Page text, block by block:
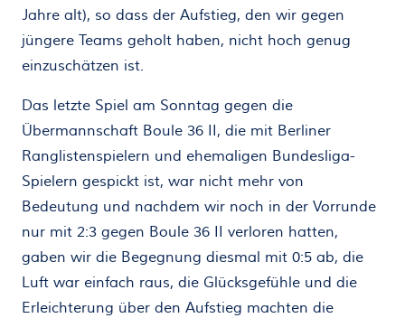
Jahre alt), so dass der Aufstieg, den wir gegen
jüngere Teams geholt haben, nicht hoch genug
einzuschätzen ist.
Das letzte Spiel am Sonntag gegen die
Übermannschaft Boule 36 II, die mit Berliner
Ranglistenspielern und ehemaligen Bundesliga-
Spielern gespickt ist, war nicht mehr von
Bedeutung und nachdem wir noch in der Vorrunde
nur mit 2:3 gegen Boule 36 II verloren hatten,
gaben wir die Begegnung diesmal mit 0:5 ab, die
Luft war einfach raus, die Glücksgefühle und die
Erleichterung über den Aufstieg machten die